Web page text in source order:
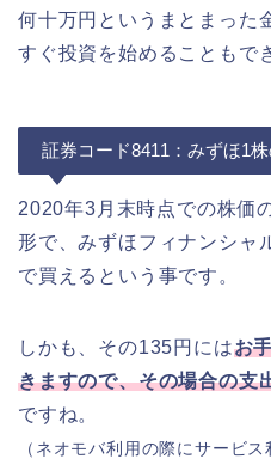
何十万円というまとまった
すぐ投資を始めることもで
証券コード8411：みずほ1
2020年3月末時点での株価
形で、みずほフィナンシャ
で買えるという事です。
しかも、その135円にはお
きますので、その場合の支
ですね。
（ネオモバ利用の際にサービ